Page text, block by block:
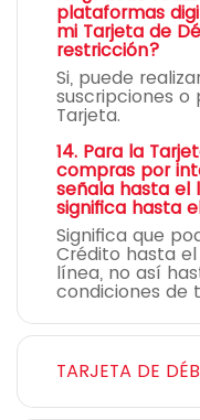
plataformas
mi Tarjeta de
restricción?
Si, puede
suscripciones o
Tarjeta.
14. Para la
compras por
señala hasta el
significa hasta
Significa que
Crédito hasta
línea, no así
condiciones de
TARJETA DE